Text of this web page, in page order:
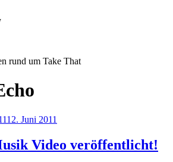
rund um Take That
12. Juni 2011
Video veröffentlicht!